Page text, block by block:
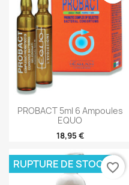
PROBACT 5ml 6 Ampoules
EQUO
18,95 €
RUPTURE DE STOCKfavorite_border